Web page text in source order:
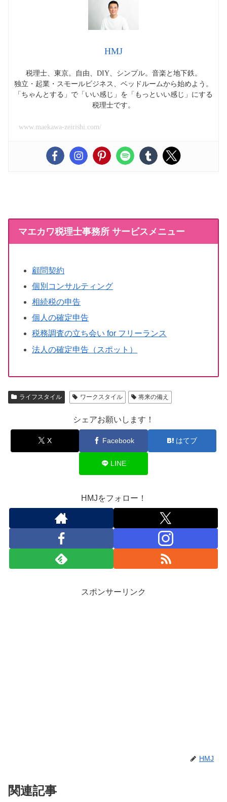
HMJ
税理士、東京。自由、DIY、シンプル。音楽と地下鉄。
独立・起業・スモールビジネス、ベッドルームから始めよう。
「ちゃんとする」で「いい感じ」を「もっといい感じ」にする
税理士です。
www.maekawa-zeirishi.com/
マエカワ税理士事務所 サービスメニュー
顧問契約
個別コンサルティング
相続税の申告
個人の確定申告
税務調査の立ち会い for フリーランス
法人の確定申告（スポット）
ライフスタイル ワークスタイル 将来の備え
シェアお願いします！
X Facebook はてブ
LINE
HMJをフォロー！
スポンサーリンク
HMJ
関連記事